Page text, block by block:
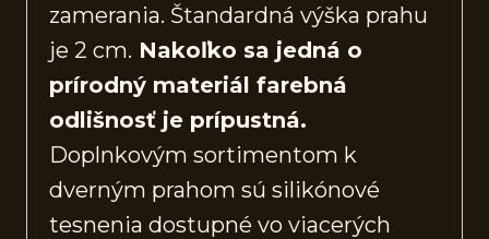
zamerania. Štandardná výška prahu
je 2 cm. Nakoľko sa jedná o
prírodný materiál farebná
odlišnosť je prípustná.
Doplnkovým sortimentom k
dverným prahom sú silikónové
tesnenia dostupné vo viacerých